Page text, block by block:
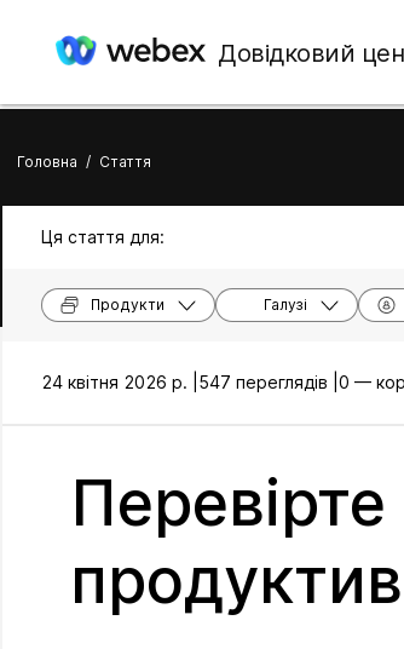
Довідковий
Головна / Стаття
Ця стаття для:
Продукти Галузі
24 квітня 2026 р. | 547 переглядів | 0 —